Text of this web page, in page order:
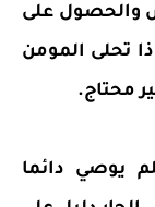
والحصول على
تحلى المومن
محتاج.
يوصي دائما